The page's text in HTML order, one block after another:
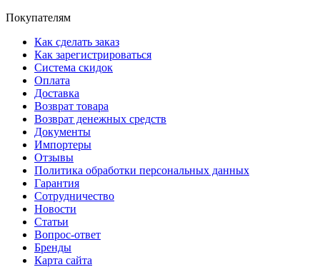
Покупателям
Как сделать заказ
Как зарегистрироваться
Система скидок
Оплата
Доставка
Возврат товара
Возврат денежных средств
Документы
Импортеры
Отзывы
Политика обработки персональных данных
Гарантия
Сотрудничество
Новости
Статьи
Вопрос-ответ
Бренды
Карта сайта